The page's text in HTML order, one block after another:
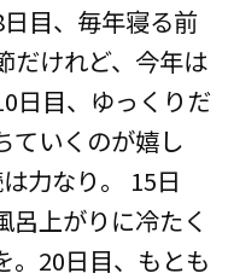
目、毎年寝る前
だけれど、今年は
日目、ゆっくりだ
ていくのが嬉し
力なり。 15日
呂上がりに冷たく
。20日目、もとも